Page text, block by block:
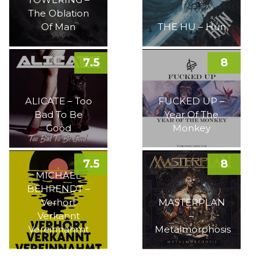
The Oblation
Of Man
THE HU – Hun
ALICATE – Too
Bad To Be
Good
7.5
FUCKED UP –
Year Of The
Monkey
8
MICHAEL
BEHRENDT –
Verhört
Verkannt
Vereinnahmt
7.5
MASTERPLAN
–
Metalmorphosis
8